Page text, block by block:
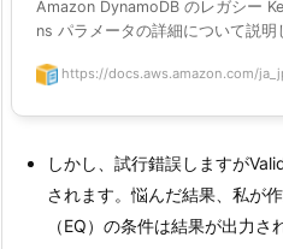
Amazon DynamoDB のレガシー
ns パラメータの詳細について説明
https://docs.aws.amazon.com/
しかし、試行錯誤しますが
されます。悩んだ結果、私が
（EQ）の条件は結果が出力